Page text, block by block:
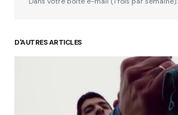
D'AUTRES ARTICLES